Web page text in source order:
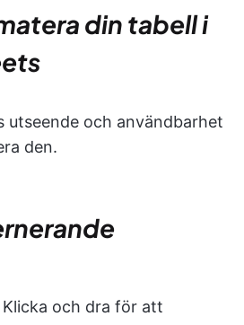
din tabell i
utseende och användbarhet
den.
Klicka och dra för att